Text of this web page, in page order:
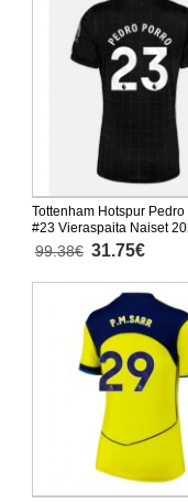
Tottenham Hotspur Pedro
#23 Vieraspaita Naiset
Lyhythihainen
99.38€ 31.75€